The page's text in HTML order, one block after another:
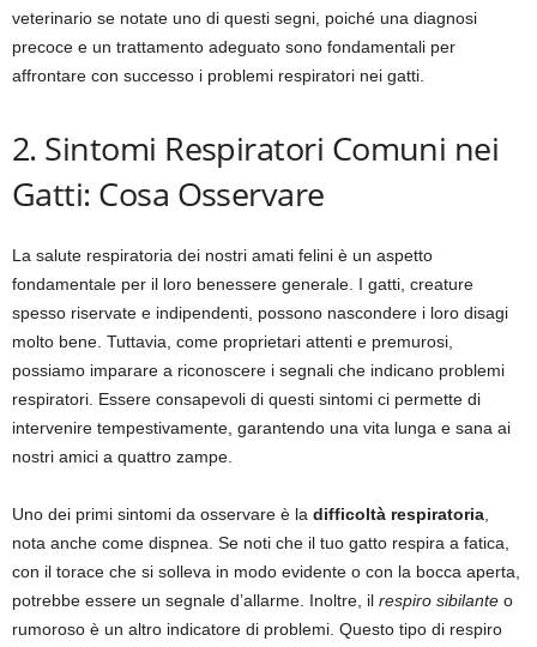
veterinario se notate uno di questi segni, poiché una diagnosi
precoce e un trattamento adeguato sono fondamentali per
affrontare con successo i problemi respiratori nei gatti.
2. Sintomi Respiratori Comuni nei
Gatti: Cosa Osservare
La salute respiratoria dei nostri amati felini è un aspetto
fondamentale per il loro benessere generale. I gatti, creature
spesso riservate e indipendenti, possono nascondere i loro disagi
molto bene. Tuttavia, come proprietari attenti e premurosi,
possiamo imparare a riconoscere i segnali che indicano problemi
respiratori. Essere consapevoli di questi sintomi ci permette di
intervenire tempestivamente, garantendo una vita lunga e sana ai
nostri amici a quattro zampe.
Uno dei primi sintomi da osservare è la difficoltà respiratoria
nota anche come dispnea. Se noti che il tuo gatto respira a fatica,
con il torace che si solleva in modo evidente o con la bocca aperta,
potrebbe essere un segnale d’allarme. Inoltre, il respiro sibilante o
rumoroso è un altro indicatore di problemi. Questo tipo di respiro